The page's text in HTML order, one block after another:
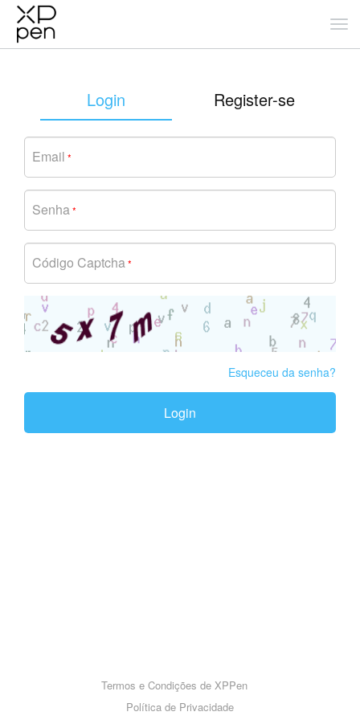
Login Register-se
Email *
Senha*
Código Captcha*
Esqueceu da senha?
Login
Termos e Condições de XPPen
Política de Privacidade